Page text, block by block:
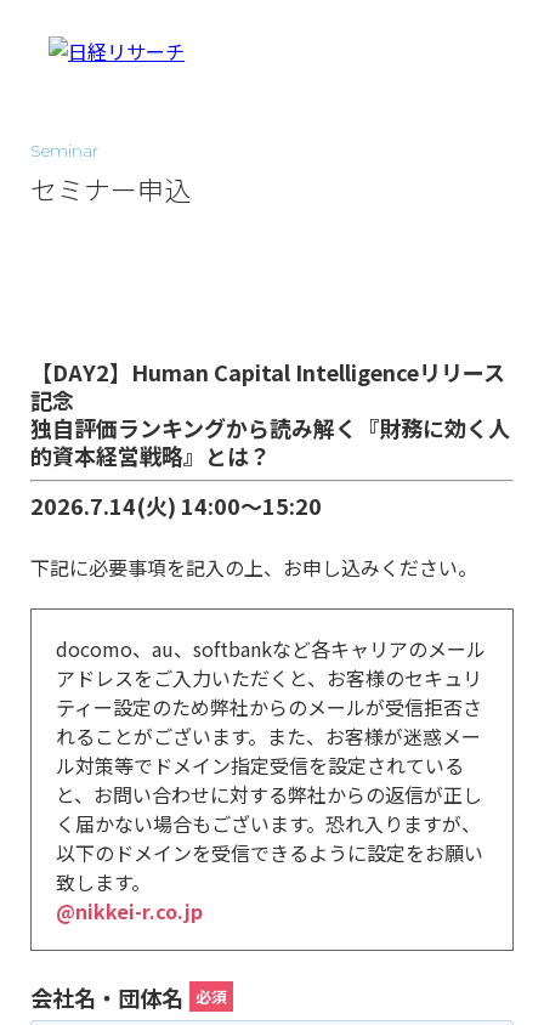
Seminar
セミナー申込
【DAY2】Human Capital Intelligenceリリース
記念
独自評価ランキングから読み解く『財務に効く人
的資本経営戦略』とは？
2026.7.14(火) 14:00～15:20
下記に必要事項を記入の上、お申し込みください。
docomo、au、softbankなど各キャリアのメール
アドレスをご入力いただくと、お客様のセキュリ
ティー設定のため弊社からのメールが受信拒否さ
れることがございます。また、お客様が迷惑メー
ル対策等でドメイン指定受信を設定されている
と、お問い合わせに対する弊社からの返信が正し
く届かない場合もございます。恐れ入りますが、
以下のドメインを受信できるように設定をお願い
致します。
@nikkei-r.co.jp
会社名・団体名